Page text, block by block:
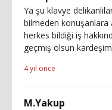
Ya şu klavye
bilmeden konuşanlara
herkes bildiği iş
geçmiş olsun
4 yıl önce
M.Yakup